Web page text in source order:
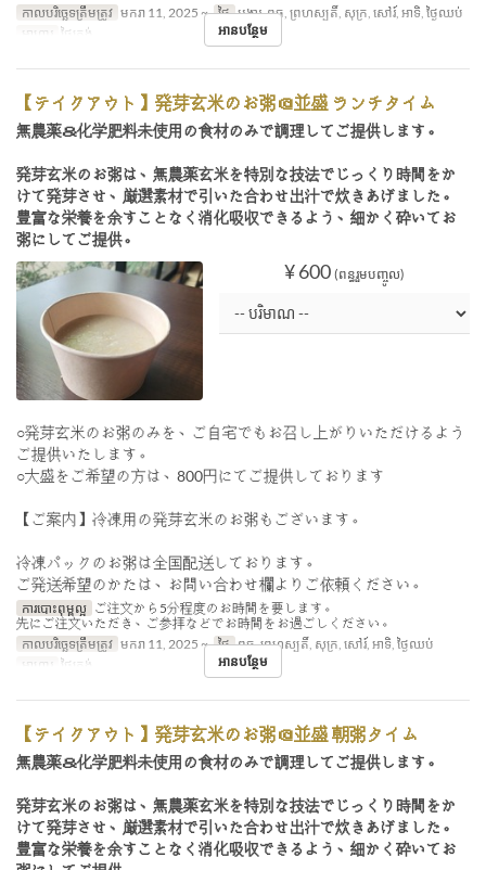
កាលបរិច្ឆេទត្រឹមត្រូវ មករា 11, 2025 ~ ថ្ងៃ អង្គារ, ពុធ, ព្រហស្បតិ៍, សុក្រ, សៅរ៍, អាទិ, ថ្ងៃឈប់
អាហារ ថ្ងៃត្រង់ អានបន្ថែម
【テイクアウト】発芽玄米のお粥＠並盛 ランチタイム
無農薬＆化学肥料未使用の食材のみで調理してご提供します。
発芽玄米のお粥は、無農薬玄米を特別な技法でじっくり時間をか
けて発芽させ、厳選素材で引いた合わせ出汁で炊きあげました。
豊富な栄養を余すことなく消化吸収できるよう、細かく砕いてお
粥にしてご提供。
¥ 600 (ពន្ធរួមបញ្ចូល)
○発芽玄米のお粥のみを、ご自宅でもお召し上がりいただけるよう
ご提供いたします。
○大盛をご希望の方は、800円にてご提供しております
【ご案内】冷凍用の発芽玄米のお粥もございます。
冷凍パックのお粥は全国配送しております。
ご発送希望のかたは、お問い合わせ欄よりご依頼ください。
ការបោះពុម្ពល្អ ご注文から5分程度のお時間を要します。
先にご注文いただき、ご参拝などでお時間をお過ごしください。
កាលបរិច្ឆេទត្រឹមត្រូវ មករា 11, 2025 ~ ថ្ងៃ ពុធ, ព្រហស្បតិ៍, សុក្រ, សៅរ៍, អាទិ, ថ្ងៃឈប់
អាហារ ថ្ងៃត្រង់ អានបន្ថែម
【テイクアウト】発芽玄米のお粥＠並盛 朝粥タイム
無農薬＆化学肥料未使用の食材のみで調理してご提供します。
発芽玄米のお粥は、無農薬玄米を特別な技法でじっくり時間をか
けて発芽させ、厳選素材で引いた合わせ出汁で炊きあげました。
豊富な栄養を余すことなく消化吸収できるよう、細かく砕いてお